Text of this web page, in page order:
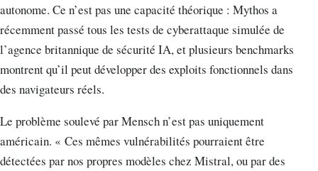
autonome. Ce n’est pas une capacité théorique : Mythos a
récemment passé tous les tests de cyberattaque simulée de
l’agence britannique de sécurité IA, et plusieurs benchmarks
montrent qu’il peut développer des exploits fonctionnels dans
des navigateurs réels.
Le problème soulevé par Mensch n’est pas uniquement
américain. « Ces mêmes vulnérabilités pourraient être
détectées par nos propres modèles chez Mistral, ou par des